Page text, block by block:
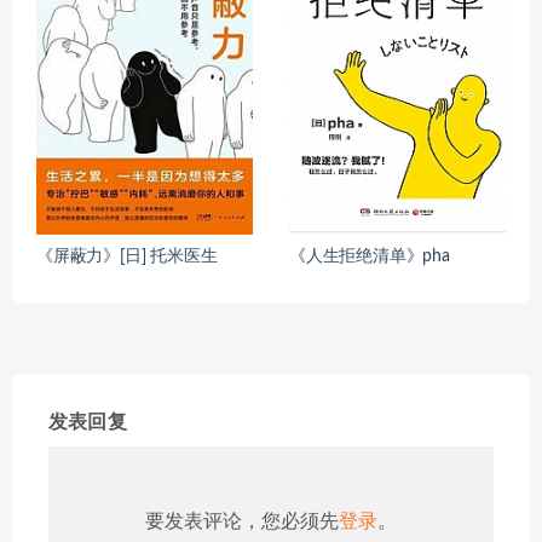
《屏蔽力》[日] 托米医生 《人生拒绝清单》pha
发表回复
要发表评论，您必须先登录。